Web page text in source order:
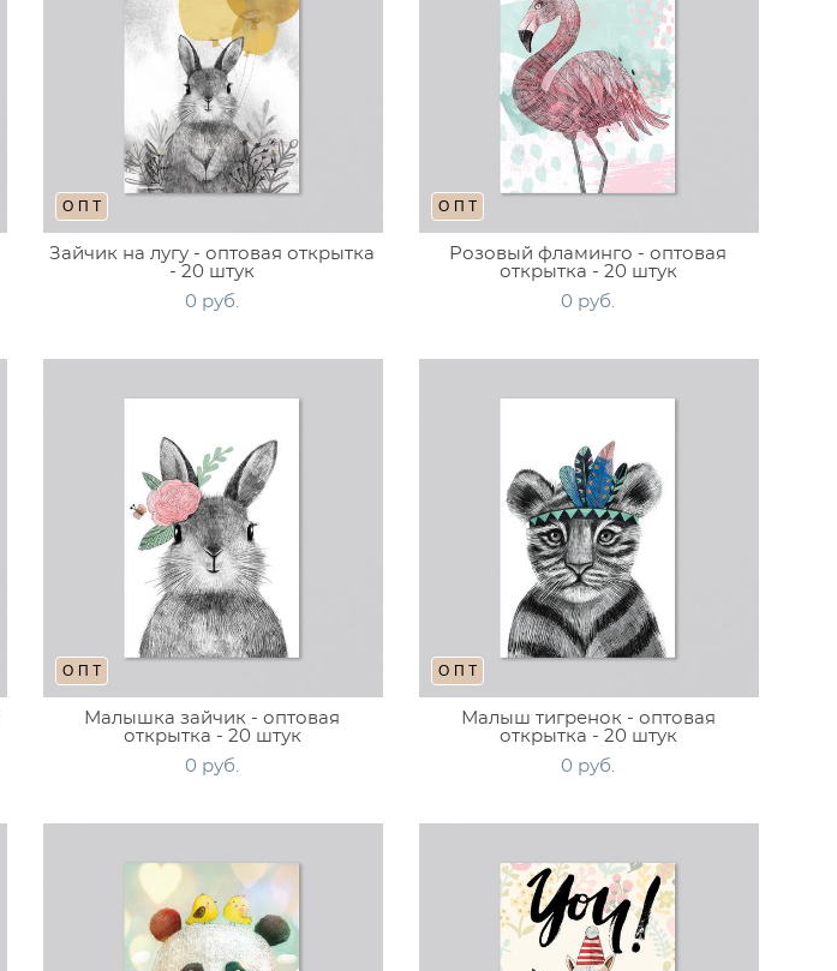
ОПТ
Зайчик на лугу - оптовая открытка
- 20 штук
0 pуб.
ОПТ
Розовый фламинго - оптовая
открытка - 20 штук
0 pуб.
ОПТ
Малышка зайчик - оптовая
открытка - 20 штук
0 pуб.
ОПТ
Малыш тигренок - оптовая
открытка - 20 штук
0 pуб.